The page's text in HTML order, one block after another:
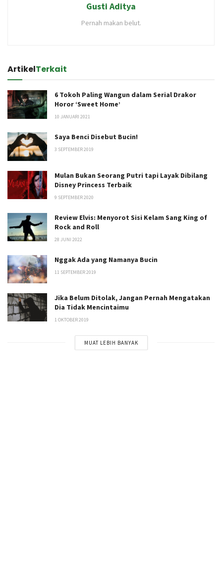
Gusti Aditya
Pernah makan belut.
ArtikelTerkait
6 Tokoh Paling Wangun dalam Serial Drakor
Horor ‘Sweet Home’
10 JANUARI 2021
Saya Benci Disebut Bucin!
3 SEPTEMBER 2019
Mulan Bukan Seorang Putri tapi Layak Dibilang
Disney Princess Terbaik
9 SEPTEMBER 2020
Review Elvis: Menyorot Sisi Kelam Sang King of
Rock and Roll
28 JUNI 2022
Nggak Ada yang Namanya Bucin
11 SEPTEMBER 2019
Jika Belum Ditolak, Jangan Pernah Mengatakan
Dia Tidak Mencintaimu
1 OKTOBER 2019
MUAT LEBIH BANYAK